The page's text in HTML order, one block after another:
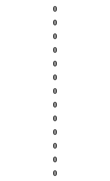
0
0
0
0
0
0
0
0
0
0
0
0
0